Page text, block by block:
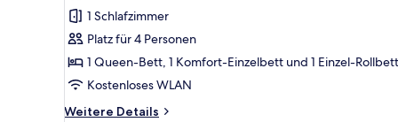
Mehrere
Betten
anzeigen
1 Schlafzimmer
Platz für 4 Personen
1 Queen-Bett, 1 Komfort-Einzelbett und 1 Einzel-Rollbett
Kostenloses WLAN
Weitere Details
Weitere